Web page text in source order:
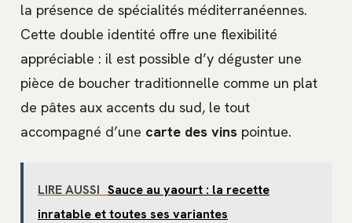
la présence de spécialités méditerranéennes.
Cette double identité offre une flexibilité
appréciable : il est possible d’y déguster une
pièce de boucher traditionnelle comme un plat
de pâtes aux accents du sud, le tout
accompagné d’une carte des vins pointue.
LIRE AUSSI Sauce au yaourt : la recette
inratable et toutes ses variantes